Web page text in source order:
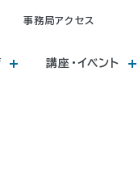
講座・イベント
事務局アクセス